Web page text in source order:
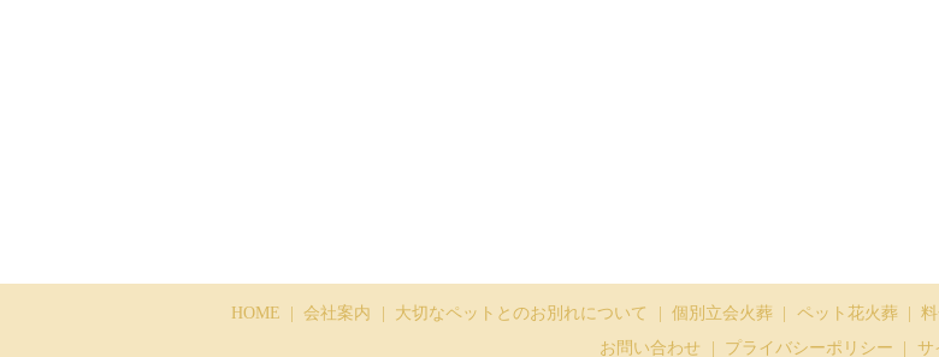
HOME 会社案内 大切なペットとのお別れについて 個別立会火葬 ペット花火葬
お問い合わせ
プライバシーポリシー サ